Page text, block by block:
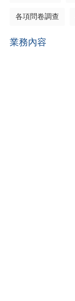
各項問卷調查
業務內容